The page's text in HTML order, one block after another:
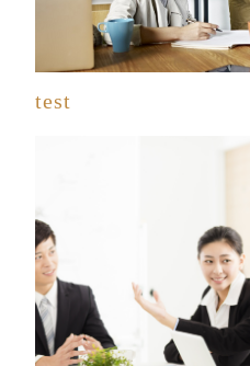
test